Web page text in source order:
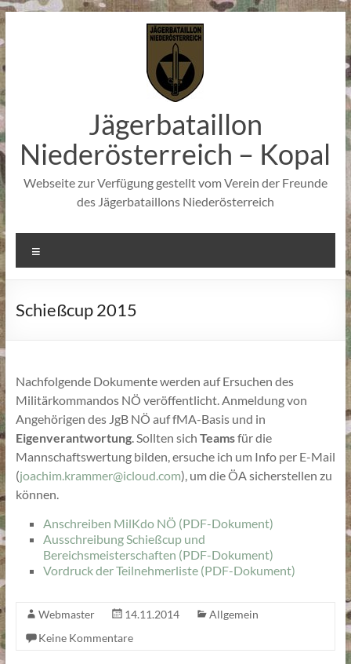
Zum
springen
Jägerbataillon
Niederösterreich – Kopal
Webseite zur Verfügung gestellt vom Verein der Freunde
des Jägerbataillons Niederösterreich
Schießcup 2015
Nachfolgende Dokumente werden auf Ersuchen des
Militärkommandos NÖ veröffentlicht. Anmeldung von
Angehörigen des JgB NÖ auf fMA-Basis und in
Eigenverantwortung. Sollten sich Teamsfür die
Mannschaftswertung bilden, ersuche ich um Info per E-Mail
(joachim.krammer@icloud.com), um die ÖA sicherstellen zu
können.
Anschreiben MilKdo NÖ (PDF-Dokument)
Ausschreibung Schießcup und
Bereichsmeisterschaften (PDF-Dokument)
Vordruck der Teilnehmerliste (PDF-Dokument)
Webmaster 14.11.2014
Allgemein
Keine Kommentare